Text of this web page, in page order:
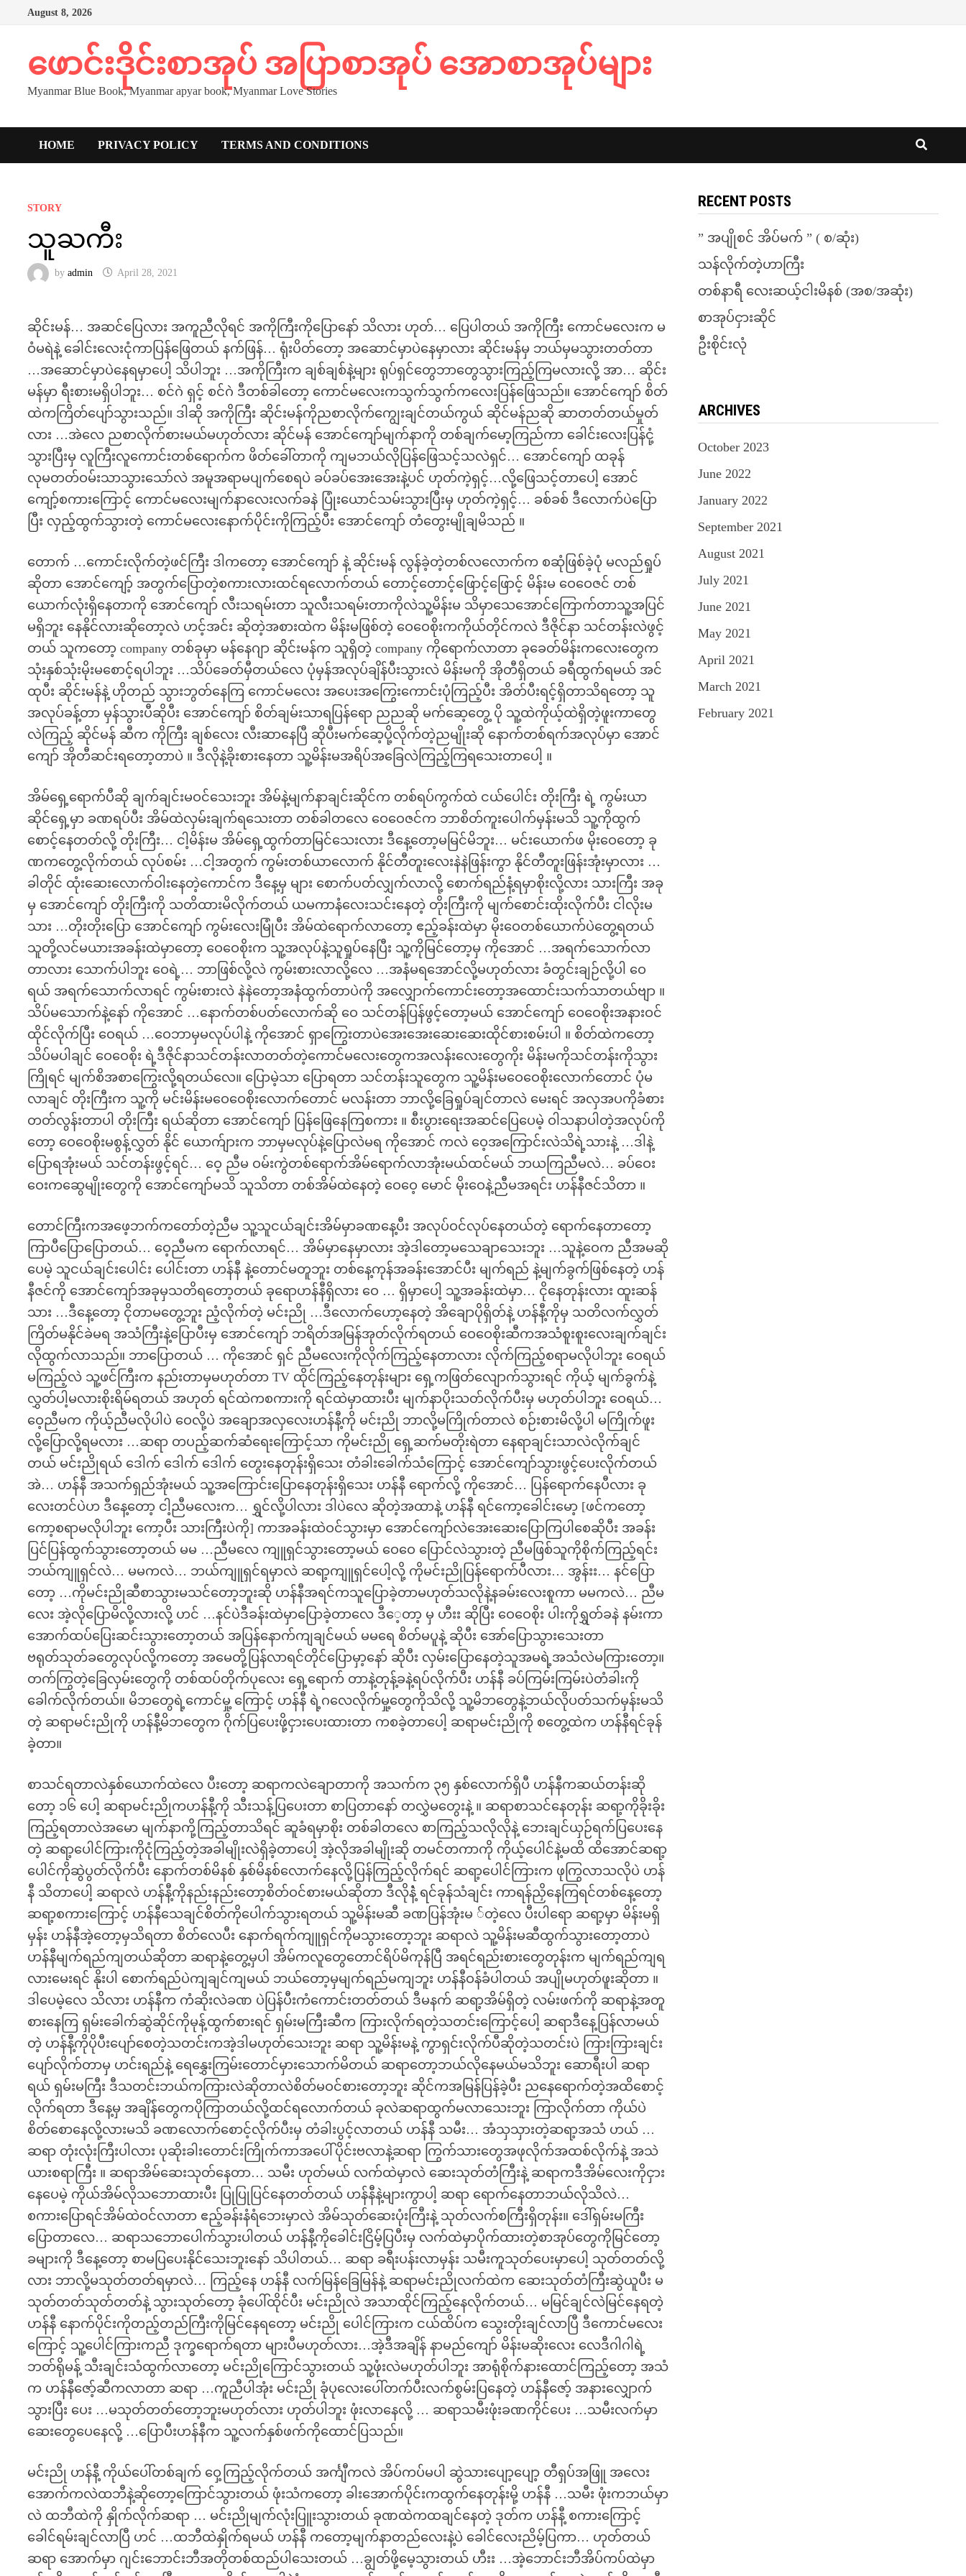
August 8, 2026
ဖောင်းဒိုင်းစာအုပ် အပြာစာအုပ် အောစာအုပ်များ
Myanmar Blue Book, Myanmar apyar book, Myanmar Love Stories
HOME PRIVACY POLICY TERMS AND CONDITIONS
STORY
သူႀကီး
byadmin April 28, 2021
ဆိုင်းမန်… အဆင်ပြေလား အကူညီလိုရင် အကိုကြီးကိုပြောနော် သိလား ဟုတ်… ပြေပါတယ် အကိုကြီး ကောင်မလေးက မ
ဝံမရဲနဲ့ ခေါင်းလေးငုံကာပြန်ဖြေတယ် နက်ဖြန်… ရုံးပိတ်တော့ အဆောင်မှာပဲနေမှာလား ဆိုင်းမန်မှ ဘယ်မှမသွားတတ်တာ
…အဆောင်မှာပဲနေရမှာပေါ့ သိပါဘူး …အကိုကြီးက ချစ်ချစ်နဲ့များ ရုပ်ရှင်တွေဘာတွေသွားကြည့်ကြမလားလို့ အာ… ဆိုင်း
မန်မှာ ရီးစားမရှိပါဘူး… စင်ဂဲ ရှင့် စင်ဂဲ ဒီတစ်ခါတော့ ကောင်မလေးကသွက်သွက်ကလေးပြန်ဖြေသည်။ အောင်ကျော် စိတ်
ထဲကကြိတ်ပျော်သွားသည်။ ဒါဆို အကိုကြီး ဆိုင်းမန်ကိုညစာလိုက်ကျွေးချင်တယ်ကွယ် ဆိုင်မန်ညဆို ဆာတတ်တယ်မှုတ်
လား …အဲလေ ညစာလိုက်စားမယ်မဟုတ်လား ဆိုင်မန် အောင်ကျော်မျက်နာကို တစ်ချက်မော့ကြည်ကာ ခေါင်းလေးပြန်ငုံ့
သွားပြီးမှ လူကြီးလူကောင်းတစ်ရောက်က ဖိတ်ခေါ်တာကို ကျမဘယ်လိုပြန်ဖြေသင့်သလဲရှင်… အောင်ကျော် ထခုန်
လုမတတ်ဝမ်းသာသွားသော်လဲ အမူအရာမပျက်စေရပဲ ခပ်ခပ်အေးအေးနဲ့ပင် ဟုတ်ကဲ့ရှင့်…လို့ဖြေသင့်တာပေါ့ အောင်
ကျော့်စကားကြောင့် ကောင်မလေးမျက်နာလေးလက်ခနဲ ပြုံးယောင်သမ်းသွားပြီးမှ ဟုတ်ကဲ့ရှင့်… ခစ်ခစ် ဒီလောက်ပဲပြော
ပြီး လှည့်ထွက်သွားတဲ့ ကောင်မလေးနောက်ပိုင်းကိုကြည့်ပီး အောင်ကျော် တံတွေးမျိုချမိသည် ။
တောက် …ကောင်းလိုက်တဲ့ဖင်ကြီး ဒါကတော့ အောင်ကျော် နဲ့ ဆိုင်းမန် လွန်ခဲ့တဲ့တစ်လလောက်က စဆုံဖြစ်ခဲ့ပုံ မလည်ရှုပ်
ဆိုတာ အောင်ကျော့် အတွက်ပြောတဲ့စကားလားထင်ရလောက်တယ် တောင့်တောင့်ဖြောင့်ဖြောင့် မိန်းမ ဝေဝေဇင် တစ်
ယောက်လုံးရှိနေတာကို အောင်ကျော် လီးသရမ်းတာ သူလီးသရမ်းတာကိုလဲသူ့မိန်းမ သိမှာသေအောင်ကြောက်တာသူ့အပြင်
မရှိဘူး နေနိုင်လားဆိုတော့လဲ ဟင့်အင်း ဆိုတဲ့အစားထဲက မိန်းမဖြစ်တဲ့ ဝေဝေစိုးကကိုယ်တိုင်ကလဲ ဒီဇိုင်နာ သင်တန်းလဲဖွင့်
တယ် သူကတော့ company တစ်ခုမှာ မန်နေဂျာ ဆိုင်းမန်က သူရှိတဲ့ company ကိုရောက်လာတာ ခုခေတ်မိန်းကလေးတွေက
သုံးနှစ်သုံးမိုးမစောင့်ရပါဘူး …သိပ်ခေတ်မှီတယ်လေ ပုံမှန်အလုပ်ချိန်ပီးသွားလဲ မိန်းမကို အိုတီရှိတယ် ခရီထွက်ရမယ် အင်
ထုပီး ဆိုင်းမန်နဲ့ ဟိုတည် သွားဘွတ်နေကြ ကောင်မလေး အပေးအကြွေးကောင်းပုံကြည့်ပီး အိတ်ပီးရင့်ရှိတာသိရတော့ သူ
အလုပ်ခန့်တာ မှန်သွားပီဆိုပီး အောင်ကျော် စိတ်ချမ်းသာရပြန်ရော ညညဆို မက်ဆေ့တွေ့ ပို သူ့ထဲကိုယ့်ထဲရှိတဲ့ဖူးကာတွေ
လဲကြည့် ဆိုင်မန် ဆီက ကိုကြီး ချစ်လေး လီးဆာနေပြီ ဆိုပီးမက်ဆေ့ပို့လိုက်တဲ့ညမျိုးဆို နောက်တစ်ရက်အလုပ်မှာ အောင်
ကျော် အိုတီဆင်းရတော့တာပဲ ။ ဒီလိုနဲ့ခိုးစားနေတာ သူ့မိန်းမအရိပ်အခြေလဲကြည့်ကြရသေးတာပေါ့ ။
အိမ်ရှေ့ရောက်ပီဆို ချက်ချင်းမဝင်သေးဘူး အိမ်နဲ့မျက်နာချင်းဆိုင်က တစ်ရပ်ကွက်ထဲ ငယ်ပေါင်း တိုးကြီး ရဲ့ ကွမ်းယာ
ဆိုင်ရှေ့မှာ ခဏရပ်ပီး အိမ်ထဲလှမ်းချက်ရသေးတာ တစ်ခါတလေ ဝေဝေဇင်က ဘာစိတ်ကူးပေါက်မှန်းမသိ သူ့ကိုထွက်
စောင့်နေတတ်လို့ တိုးကြီး… ငါ့မိန်းမ အိမ်ရှေ့ထွက်တာမြင်သေးလား ဒီနေ့တော့မမြင်မိဘူး… မင်းယောက်ဖ မိုးဝေတော့ ခု
ဏကတွေ့လိုက်တယ် လုပ်စမ်း …ငါ့အတွက် ကွမ်းတစ်ယာလောက် နိုင်တီတူးလေးနဲနဲဖြန်းကွာ နိုင်တီတူးဖြန်းအုံးမှာလား …
ခါတိုင် ထုံးဆေးလောက်ဝါးနေတဲ့ကောင်က ဒီနေ့မှ များ စောက်ပတ်လျှက်လာလို့ စောက်ရည်နံ့ရမှာစိုးလို့လား သားကြီး အခု
မှ အောင်ကျော် တိုးကြီးကို သတိထားမိလိုက်တယ် ယမကာနံလေးသင်းနေတဲ့ တိုးကြီးကို မျက်စောင်းထိုးလိုက်ပီး ငါလိုးမ
သား …တိုးတိုးပြော အောင်ကျော် ကွမ်းလေးမြုံပီး အိမ်ထဲရောက်လာတော့ ဧည့်ခန်းထဲမှာ မိုးဝေတစ်ယောက်ပဲတွေ့ရတယ်
သူတို့လင်မယားအခန်းထဲမှာတော့ ဝေဝေစိုးက သူ့အလုပ်နဲ့သူရှုပ်နေပြီး သူ့ကိုမြင်တော့မှ ကိုအောင် …အရက်သောက်လာ
တာလား သောက်ပါဘူး ဝေရဲ့… ဘာဖြစ်လို့လဲ ကွမ်းစားလာလို့လေ …အနံမရအောင်လို့မဟုတ်လား ခံတွင်းချဉ်လို့ပါ ဝေ
ရယ် အရက်သောက်လာရင် ကွမ်းစားလဲ နဲနဲတော့အနံထွက်တာပဲကို အလျှောက်ကောင်းတော့အထောင်းသက်သာတယ်ဗျာ ။
သိပ်မသောက်နဲ့နော် ကိုအောင် …နောက်တစ်ပတ်လောက်ဆို ဝေ သင်တန်ပြန်ဖွင့်တော့မယ် အောင်ကျော် ဝေဝေစိုးအနားဝင်
ထိုင်လိုက်ပြီး ဝေရယ် …ဝေဘာမှမလုပ်ပါနဲ့ ကိုအောင် ရှာကြွေးတာပဲအေးအေးဆေးဆေးထိုင်စားစမ်းပါ ။ စိတ်ထဲကတော့
သိပ်မပါချင် ဝေဝေစိုး ရဲ့ဒီဇိုင်နာသင်တန်းလာတတ်တဲ့ကောင်မလေးတွေကအလန်းလေးတွေကိုး မိန်းမကိုသင်တန်းကိုသွား
ကြိုရင် မျက်စိအစာကြွေးလို့ရတယ်လေ။ ပြောမဲ့သာ ပြောရတာ သင်တန်းသူတွေက သူ့မိန်းမဝေဝေစိုးလောက်တောင် ပုံမ
လာချင် တိုးကြီးက သူ့ကို မင်းမိန်းမဝေဝေစိုးလောက်တောင် မလန်းတာ ဘာလို့ခြေရှုပ်ချင်တာလဲ မေးရင် အလှအပကိုခံစား
တတ်လွန်းတာပါ တိုးကြီး ရယ်ဆိုတာ အောင်ကျော် ပြန်ဖြေနေကြစကား ။ စီးပွားရေးအဆင်ပြေပေမဲ့ ဝါသနာပါတဲ့အလုပ်ကို
တော့ ဝေဝေစိုးမစွန့်လွှတ် နိုင် ယောက်ျားက ဘာမှမလုပ်နဲ့ပြောလဲမရ ကိုအောင် ကလဲ ဝေ့အကြောင်းလဲသိရဲ့သားနဲ့ …ဒါနဲ့
ပြောရအုံးမယ် သင်တန်းဖွင့်ရင်… ဝေ့ ညီမ ဝမ်းကွဲတစ်ရောက်အိမ်ရောက်လာအုံးမယ်ထင်မယ် ဘယကြညီမလဲ… ခပ်ဝေး
ဝေးကဆွေမျိုးတွေကို အောင်ကျော်မသိ သူသိတာ တစ်အိမ်ထဲနေတဲ့ ဝေဝေ့ မောင် မိုးဝေနဲ့ညီမအရင်း ဟန်နီဇင်သိတာ ။
တောင်ကြီးကအဖေ့ဘက်ကတော်တဲ့ညီမ သူ့သူငယ်ချင်းအိမ်မှာခဏနေ့ပီး အလုပ်ဝင်လုပ်နေတယ်တဲ့ ရောက်နေတာတော့
ကြာပီပြောပြောတယ်… ဝေ့ညီမက ရောက်လာရင်… အိမ်မှာနေမှာလား အဲ့ဒါတော့မသေချာသေးဘူး …သူနဲ့ဝေက ညီအမဆို
ပေမဲ့ သူငယ်ချင်းပေါင်း ပေါင်းတာ ဟန်နီ နဲ့တောင်မတူဘူး တစ်နေ့ကုန်အခန်းအောင်ပီး မျက်ရည် နဲ့မျက်ခွက်ဖြစ်နေတဲ့ ဟန်
နီဇင်ကို အောင်ကျော်အခုမှသတိရတော့တယ် ခုရောဟန်နီရှိလား ဝေ … ရှိမှာပေါ့ သူ့အခန်းထဲမှာ… ငိုနေတုန်းလား ထူးဆန်
သား …ဒီနေ့တော့ ငိုတာမတွေ့ဘူး ညံ့လိုက်တဲ့ မင်းညို …ဒီလောက်ဟော့နေတဲ့ အိချောပိုရှိတ်နဲ့ ဟန်နီ့ကိုမှ သတိလက်လွှတ်
ကြိတ်မနိုင်ခဲမရ အသံကြီးနဲ့ပြောပီးမှ အောင်ကျော် ဘရိတ်အမြန်အုတ်လိုက်ရတယ် ဝေဝေစိုးဆီကအသံစူးစူးလေးချက်ချင်း
လိုထွက်လာသည်။ ဘာပြောတယ် … ကိုအောင် ရှင် ညီမလေးကိုလိုက်ကြည့်နေတာလား လိုက်ကြည့်စရာမလိုပါဘူး ဝေရယ်
မကြည့်လဲ သူ့ဖင်ကြီးက နည်းတာမှမဟုတ်တာ TV ထိုင်ကြည့်နေတုန်းများ ရှေ့ကဖြတ်လျောက်သွားရင် ကိုယ့် မျက်ခွက်နဲ့
လွှတ်ပါ့မလားစိုးရိမ်ရတယ် အဟုတ် ရင်ထဲကစကားကို ရင်ထဲမှာထားပီး မျက်နာပိုးသတ်လိုက်ပီးမှ မဟုတ်ပါဘူး ဝေရယ်…
ဝေ့ညီမက ကိုယ့်ညီမလိုပါပဲ ဝေလို့ပဲ အချောအလှလေးဟန်နီ့ကို မင်းညို ဘာလို့မကြိုက်တာလဲ စဉ်းစားမိလို့ပါ မကြိုက်ဖူး
လို့ပြောလို့ရမလား …ဆရာ တပည့်ဆက်ဆံရေးကြောင့်သာ ကိုမင်းညို ရှေ့ဆက်မတိုးရဲတာ နေရာချင်းသာလဲလိုက်ချင်
တယ် မင်းညိုရယ် ဒေါက် ဒေါက် ဒေါက် တွေးနေတုန်းရှိသေး တံခါးခေါက်သံကြောင့် အောင်ကျော်သွားဖွင့်ပေးလိုက်တယ်
အဲ… ဟန်နီ အသက်ရှည်အုံးမယ် သူ့အကြောင်းပြောနေတုန်းရှိသေး ဟန်နီ ရောက်လို့ ကိုအောင်… ပြန်ရောက်နေပီလား ခု
လေးတင်ပဲဟ ဒီနေ့တော့ ငါ့ညီမလေးက… ရွှင်လို့ပါလား ဒါပဲလေ ဆိုတဲ့အထာနဲ့ ဟန်နီ ရင်ကော့ခေါင်းမော့ [ဖင်ကတော့
ကော့စရာမလိုပါဘူး ကော့ပီး သားကြီးပဲကို] ကာအခန်းထဲဝင်သွားမှာ အောင်ကျော်လဲအေးဆေးပြောကြပါစေဆိုပီး အခန်း
ပြင်ပြန်ထွက်သွားတော့တယ် မမ …ညီမလေ ကျူရှင်သွားတော့မယ် ဝေဝေ ပြောင်လဲသွားတဲ့ ညီမဖြစ်သူကိုစိုက်ကြည့်ရင်း
ဘယ်ကျူရှင်လဲ… မမကလဲ… ဘယ်ကျူရှင်ရမှာလဲ ဆရာ့ကျူရှင်ပေါ့လို့ ကိုမင်းညိုပြန်ရောက်ပီလား… အွန်းး… နင်ပြော
တော့ …ကိုမင်းညိုဆီစာသွားမသင်တော့ဘူးဆို ဟန်နီအရင်ကသူပြောခဲ့တာမဟုတ်သလိုနဲ့နခမ်းလေးစူကာ မမကလဲ… ညီမ
လေး အဲ့လိုပြောမိလို့လားလို့ ဟင် …နင်ပဲဒီခန်းထဲမှာပြောခဲ့တာလေ ဒီေ့တာ့ မှ ဟီးး ဆိုပြီး ဝေဝေစိုး ပါးကိုရွှတ်ခနဲ နမ်းကာ
အောက်ထပ်ပြေးဆင်းသွားတော့တယ် အပြန်နောက်ကျချင်မယ် မမရေ စိတ်မပူနဲ့ ဆိုပီး အော်ပြောသွားသေးတာ
ဗရုတ်သုတ်ခတွေလုပ်လို့ကတော့ အမေတို့ပြန်လာရင်တိုင်ပြောမှာ့နော် ဆိုပီး လှမ်းပြောနေတဲ့သူအမရဲ့အသံလဲမကြားတော့။
တက်ကြွတဲ့ခြေလှမ်းတွေကို တစ်ထပ်တိုက်ပုလေး ရှေ့ရောက် တာနဲ့တုန့်ခနဲ့ရပ်လိုက်ပီး ဟန်နီ ခပ်ကြမ်းကြမ်းပဲတံခါးကို
ခေါက်လိုက်တယ်။ မိဘတွေရဲ့ကောင်မှု့ ကြောင့် ဟန်နီ ရဲ့ဂလေလိုက်မှု့တွေကိုသိလို့ သူ့မိဘတွေနဲ့ဘယ်လိုပတ်သက်မှန်းမသိ
တဲ့ ဆရာမင်းညိုကို ဟန်နီ့မိဘတွေက ဂိုက်ပြပေးဖို့ငှားပေးထားတာ ကစခဲ့တာပေါ့ ဆရာမင်းညိုကို စတွေ့ထဲက ဟန်နီရင်ခုန်
ခဲ့တာ။
စာသင်ရတာလဲနှစ်ယောက်ထဲလေ ပီးတော့ ဆရာကလဲချောတာကို အသက်က ၃၅ နှစ်လောက်ရှိပီ ဟန်နီကဆယ်တန်းဆို
တော့ ၁၆ ပေါ့ ဆရာမင်းညိုကဟန်နီ့ကို သီးသန့်ပြပေးတာ စာပြတာနော် တလွှဲမတွေးနဲ့ ။ ဆရာစာသင်နေတုန်း ဆရာ့ကိုခိုးခိုး
ကြည့်ရတာလဲအမော မျက်နာကို့ကြည့်တာသိရင် ဆူခံရမှာစိုး တစ်ခါတလေ စာကြည့်သလိုလိုနဲ့ ဘေးချင်ယှဉ်ရက်ပြပေးနေ
တဲ့ ဆရာ့ပေါင်ကြားကိုငုံကြည့်တဲ့အခါမျိုးလဲရှိခဲ့တာပေါ့ အဲ့လိုအခါမျိုးဆို တမင်တကာကို ကိုယ့်ပေါင်နဲ့မထိ ထိအောင်ဆရာ့
ပေါင်ကိုဆွဲပွတ်လိုက်ပီး နောက်တစ်မိနစ် နှစ်မိနစ်လောက်နေလို့ပြန်ကြည့်လိုက်ရင် ဆရာ့ပေါင်ကြားက ဖုကြွလာသလိုပဲ ဟန်
နီ သိတာပေါ့ ဆရာလဲ ဟန်နီ့ကိုနည်းနည်းတော့စိတ်ဝင်စားမယ်ဆိုတာ ဒီလိုနဲံ့ ရင်ခုန်သံချင်း ကာရန်ညှိနေကြရင်တစ်နေ့တော့
ဆရာ့စကားကြောင့် ဟန်နီသေချင်စိတ်ကိုပေါက်သွားရတယ် သူ့မိန်းမဆီ ခဏပြန်အုံးမ ်တဲ့လေ ပီးပါရော ဆရာ့မှာ မိန်းမရှိ
မှန်း ဟန်နီအဲ့တော့မှသိရတာ စိတ်လေပီး နောက်ရက်ကျူရှင်ကိုမသွားတော့ဘူး ဆရာလဲ သူ့မိန်းမဆီထွက်သွားတော့တာပဲ
ဟန်နီမျက်ရည်ကျတယ်ဆိုတာ ဆရာနဲ့တွေ့မှပါ အိမ်ကလူတွေတောင်ရိပ်မိကုန်ပြီ အရင်ရည်းစားတွေတုန်းက မျက်ရည်ကျရ
လားမေးရင် နိုးပါ စောက်ရည်ပဲကျချင်ကျမယ် ဘယ်တော့မှမျက်ရည်မကျဘူး ဟန်နီဝန်ခံပါတယ် အပျိုမဟုတ်ဖူးဆိုတာ ။
ဒါပေမဲ့လေ သိလား ဟန်နီက ကံဆိုးလဲခဏ ပဲပြန်ပီးကံကောင်းတတ်တယ် ဒီမနက် ဆရာ့အိမ်ရှိတဲ့ လမ်းဖက်ကို ဆရာနဲ့အတူ
စားနေကြ ရှမ်းခေါက်ဆွဲဆိုင်ကိုမုန့်ထွက်စားရင် ရှမ်းမကြီးဆီက ကြားလိုက်ရတဲ့သတင်းကြောင့်ပေါ့ ဆရာဒီနေ့ပြန်လာမယ်
တဲ့ ဟန်နီ့ကိုပိုပီးပျော်စေတဲ့သတင်းကအဲ့ဒါမဟုတ်သေးဘူး ဆရာ သူ့မိန်းမနဲ့ ကွာရှင်းလိုက်ပီဆိုတဲ့သတင်းပဲ ကြားကြားချင်း
ပျော်လိုက်တာမှ ဟင်းရည်နဲ့ ရေနွှေးကြမ်းတောင်မှားသောက်မိတယ် ဆရာတော့ဘယ်လိုနေမယ်မသိဘူး ဆောရီးပါ ဆရာ
ရယ် ရှမ်းမကြီး ဒီသတင်းဘယ်ကကြားလဲဆိုတာလဲစိတ်မဝင်စားတော့ဘူး ဆိုင်ကအမြန်ပြန်ခဲ့ပီး ညနေရောက်တဲ့အထိစောင့်
လိုက်ရတာ ဒီနေ့မှ အချိန်တွေကပိုကြာတယ်လို့ထင်ရလောက်တယ် ခုလဲဆရာထွက်မလာသေးဘူး ကြာလိုက်တာ ကိုယ်ပဲ
စိတ်စောနေလို့လားမသိ ခဏလောက်စောင့်လိုက်ပီးမှ တံခါးပွင့်လာတယ် ဟန်နီ သမီး… အံသှသှားတဲ့ဆရာ့အသံ ဟယ် …
ဆရာ တုံးလုံးကြီးပါလား ပုဆိုးခါးတောင်းကြိုက်ကာအပေါ်ပိုင်းဗလာနဲ့ဆရာ ကြွက်သားတွေအဖုလိုက်အထစ်လိုက်နဲ့ အသဲ
ယားစရာကြီး ။ ဆရာအိမ်ဆေးသုတ်နေတာ… သမီး ဟုတ်မယ် လက်ထဲမှာလဲ ဆေးသုတ်တံကြီးနဲ့ ဆရာကဒီအိမ်လေးကိုငှား
နေပေမဲ့ ကိုယ်အိမ်လိုသဘောထားပီး ပြုပြုပြင်နေတတ်တယ် ဟန်နီနဲ့များကွာပါ့ ဆရာ ရောက်နေတာဘယ်လိုသိလဲ…
စကားပြောရင်အိမ်ထဲဝင်လာတာ ဧည့်ခန်းနံရံဘေးမှာလဲ အိမ်သုတ်ဆေးပုံးကြီးနဲ့ သုတ်လက်စကြီးရှိတုန်း။ ဒေါ်ရှမ်းမကြီး
ပြောတာလေ… ဆရာသဘောပေါက်သွားပါတယ် ဟန်နီ့ကိုခေါင်းငြိမ့်ပြပီးမှ လက်ထဲမှာပိုက်ထားတဲ့စာအုပ်တွေကိုမြင်တော့
ခများကို ဒီနေ့တော့ စာမပြပေးနိုင်သေးဘူးနော် သိပါတယ်… ဆရာ ခရီးပန်းလာမှန်း သမီးကူသုတ်ပေးမှာပေါ့ သုတ်တတ်လို့
လား ဘာလို့မသုတ်တတ်ရမှာလဲ… ကြည့်နေ ဟန်နီ လက်မြန်ခြေမြန်နဲ့ ဆရာမင်းညိုလက်ထဲက ဆေးသုတ်တံကြီးဆွဲယူပီး မ
သုတ်တတ်သုတ်တတ်နဲ့ သွားသုတ်တော့ ခုံပေါ်ထိုင်ပီး မင်းညိုလဲ အသာထိုင်ကြည့်နေလိုက်တယ်… မမြင်ချင်လဲမြင်နေရတဲ့
ဟန်နီ နောက်ပိုင်းကိုတည့်တည်ကြီးကိုမြင်နေရတော့ မင်းညို ပေါင်ကြားက ငယ်ထိပ်က သွေးတိုးချင်လာပြီ ဒီကောင်မလေး
ကြောင့် သူ့ပေါင်ကြားကညီ ဒုက္ခရောက်ရတာ များပီမဟုတ်လား…အဲ့ဒီအချိန် နာမည်ကျော် မိန်းမဆိုးလေး လေဒီဂါဂါရဲ့
ဘတ်ရိုမန့် သီးချင်းသံထွက်လာတော့ မင်းညိုကြောင်သွားတယ် သူ့ဖုံးလဲမဟုတ်ပါဘူး အာရုံစိုက်နားထောင်ကြည့်တော့ အသံ
က ဟန်နီဇော့်ဆီကလာတာ ဆရာ …ကူညီပါအုံး မင်းညို ခုံပုလေးပေါ်တက်ပီးလက်စွမ်းပြနေတဲ့ ဟန်နီဇော့် အနားလျှောက်
သွားပြီး ပေး …မသုတ်တတ်တော့ဘူးမဟုတ်လား ဟုတ်ပါဘူး ဖုံးလာနေလို့ … ဆရာသမီးဖုံးခဏကိုင်ပေး …သမီးလက်မှာ
ဆေးတွေပေနေလို့ …ပြောပီးဟန်နီက သူ့လက်နှစ်ဖက်ကိုထောင်ပြသည်။
မင်းညို ဟန်နီ့ ကိုယ်ပေါ်တစ်ချက် ဝှေ့ကြည့်လိုက်တယ် အင်္ကျီကလဲ အိပ်ကပ်မပါ ဆွဲသားပျော့ပျော့ တီရှပ်အဖြူ အလေး
အောက်ကလဲထဘီနဲ့ဆိုတော့ကြောင်သွားတယ် ဖုံးသံကတော့ ခါးအောက်ပိုင်းကထွက်နေတုန်းမို့ ဟန်နီ …သမီး ဖုံးကဘယ်မှာ
လဲ ထဘီထဲကို နှိုက်လိုက်ဆရာ … မင်းညိုမျက်လုံးပြူးသွားတယ် ခုဏထဲကထချင်နေတဲ့ ဒုတ်က ဟန်နီ့ စကားကြောင့်
ခေါင်ရမ်းချင်လာပြီ ဟင် …ထဘီထဲနှိုက်ရမယ် ဟန်နီ ကတော့မျက်နာတည်လေးနဲ့ပဲ ခေါင်လေးညိမ့်ပြကာ… ဟုတ်တယ်
ဆရာ အောက်မှာ ဂျင်းဘောင်းဘီအတိုတစ်ထည်ပါသေးတယ် …ချွတ်ဖို့မေ့သွားတယ် ဟီးး …အဲ့ဘောင်းဘီအိပ်ကပ်ထဲမှာ
RECENT POSTS
” အပျိုစင် အိပ်မက် ” ( စ/ဆုံး)
သန်လိုက်တဲ့ဟာကြီး
တစ်နာရီ လေးဆယ့်ငါးမိနစ် (အစ/အဆုံး)
စာအုပ်ငှားဆိုင်
ဦးစိုင်းလုံ
ARCHIVES
October 2023
June 2022
January 2022
September 2021
August 2021
July 2021
June 2021
May 2021
April 2021
March 2021
February 2021